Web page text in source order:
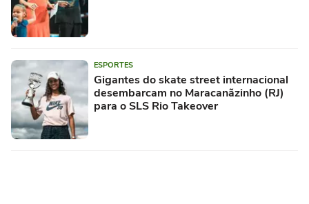
ESPORTES
Gigantes do skate street internacional
desembarcam no Maracanãzinho (RJ)
para o SLS Rio Takeover